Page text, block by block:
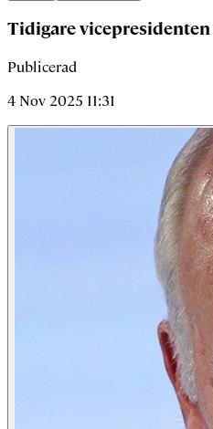
Tidigare
Publicerad
4 Nov 2025 11:31